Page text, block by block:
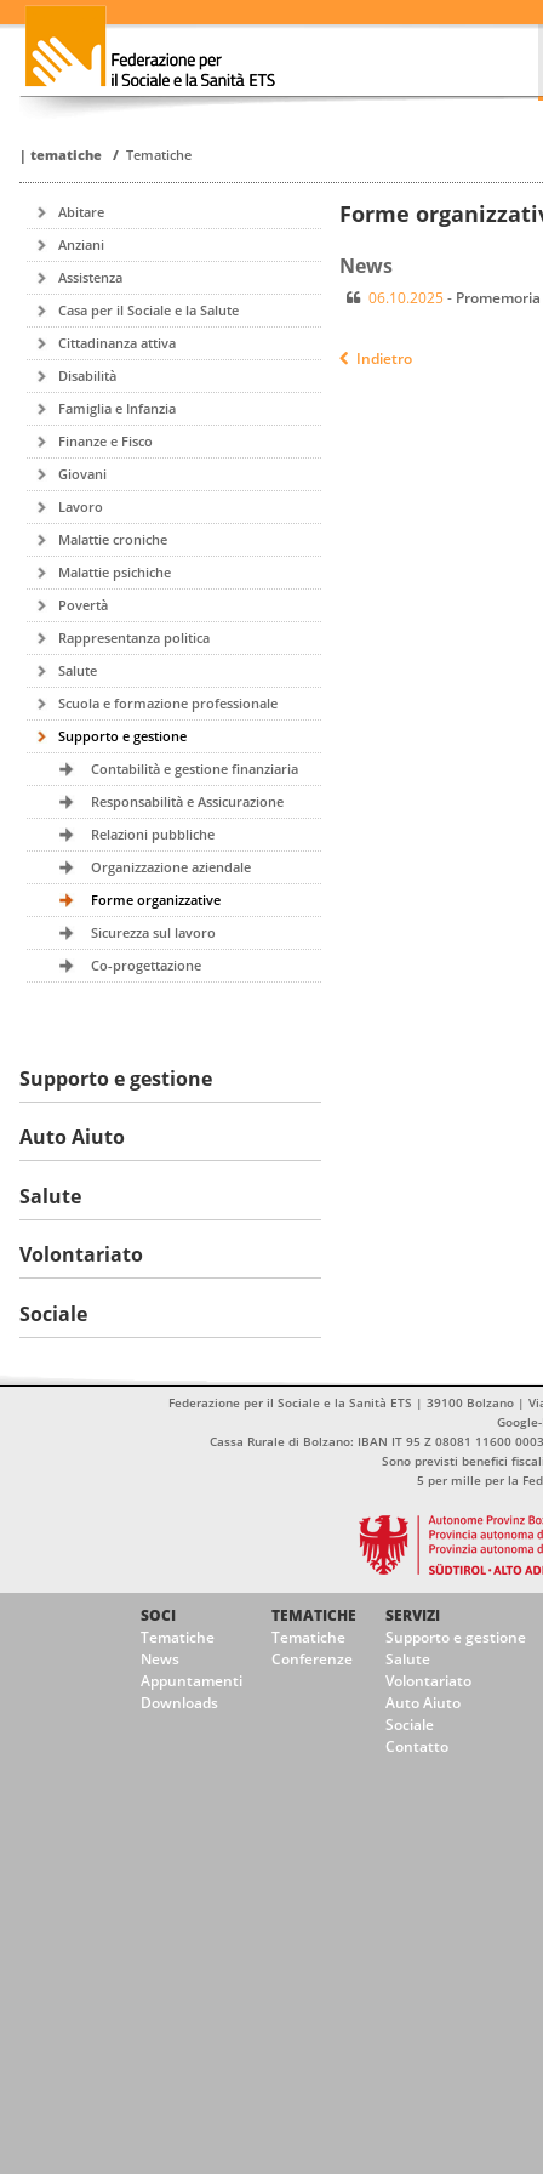
| tematiche / Tematiche
Abitare
Anziani
Assistenza
Casa per il Sociale e la Salute
Cittadinanza attiva
Disabilità
Famiglia e Infanzia
Finanze e Fisco
Giovani
Lavoro
Malattie croniche
Malattie psichiche
Povertà
Rappresentanza politica
Salute
Scuola e formazione professionale
Supporto e gestione
Contabilità e gestione finanziaria
Responsabilità e Assicurazione
Relazioni pubbliche
Organizzazione aziendale
Forme organizzative
Sicurezza sul lavoro
Co-progettazione
Supporto e gestione
Auto Aiuto
Salute
Volontariato
Sociale
Forme
News
06.10.2025-
Indietro
Federazione per il Sociale e la Sanità ETS | 39100 Bolzano |
Cassa Rurale di Bolzano: IBAN IT 95 Z 08081 11600
Sono previsti benefici
5 per mille per la
SOCI
Tematiche
News
Appuntamenti
Downloads
TEMATICHE
Tematiche
Conferenze
SERVIZI
Supporto e gestione
Salute
Volontariato
Auto Aiuto
Sociale
Contatto